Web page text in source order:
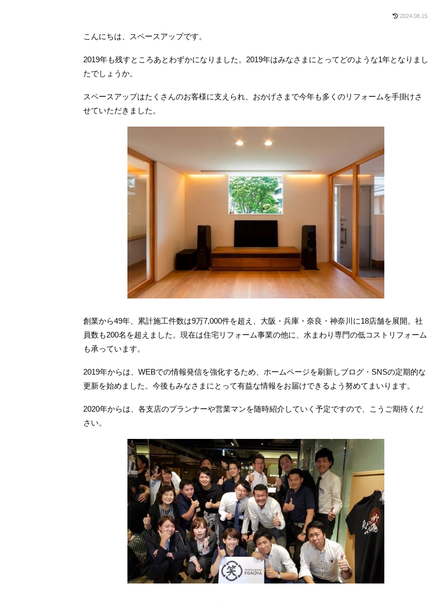
2024.08.15
こんにちは、スペースアップです。
2019年も残すところあとわずかになりました。2019年はみなさまにとってどのような1年となりまし
たでしょうか。
スペースアップはたくさんのお客様に支えられ、おかげさまで今年も多くのリフォームを手掛けさ
せていただきました。
創業から49年、累計施工件数は9万7,000件を超え、大阪・兵庫・奈良・神奈川に18店舗を展開。社
員数も200名を超えました。現在は住宅リフォーム事業の他に、水まわり専門の低コストリフォーム
も承っています。
2019年からは、WEBでの情報発信を強化するため、ホームページを刷新しブログ・SNSの定期的な
更新を始めました。今後もみなさまにとって有益な情報をお届けできるよう努めてまいります。
2020年からは、各支店のプランナーや営業マンを随時紹介していく予定ですので、こうご期待くだ
さい。